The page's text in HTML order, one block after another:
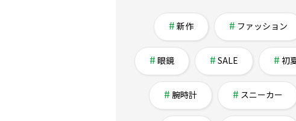
新作 ファッション
眼鏡 SALE 初
腕時計 スニーカー